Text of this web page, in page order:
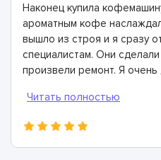
Наконец купила
ароматным кофе
вышло из строя и я сразу
специалистам. Они сделали
произвели ремонт. Я очень